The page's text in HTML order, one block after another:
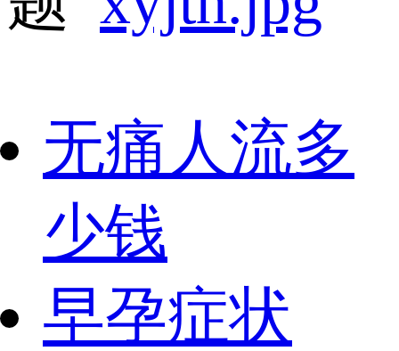
无痛人流多
少钱
早孕症状